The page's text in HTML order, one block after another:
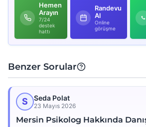
Hemen
Arayın
7/24
destek
hattı
Randevu
Al
Online
görüşme
Benzer Sorular
S Seda Polat
23 Mayıs 2026
Mersin Psikolog Hakkında